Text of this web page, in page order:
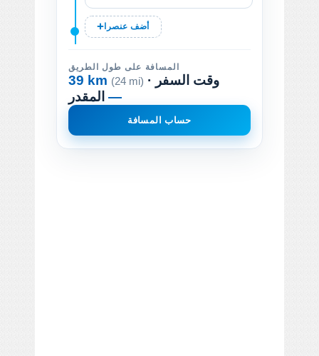
أضف عنصرا
المسافة على طول الطريق
39 km (24 mi) · وقت السفر
—
حساب المسافة